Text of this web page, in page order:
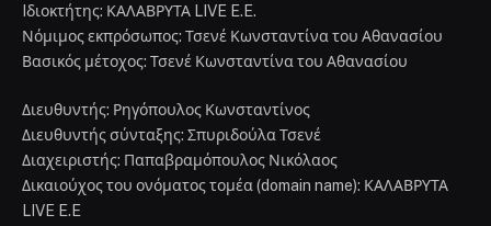
Iδιοκτήτης: ΚΑΛΑΒΡΥΤΑ LIVE E.E.
Νόμιμος εκπρόσωπος: Τσενέ Κωνσταντίνα του Αθανασίου
Βασικός μέτοχος: Τσενέ Κωνσταντίνα του Αθανασίου
Διευθυντής: Ρηγόπουλος Κωνσταντίνος
Διευθυντής σύνταξης: Σπυριδούλα Τσενέ
Διαχειριστής: Παπαβραμόπουλος Νικόλαος
Δικαιούχος του ονόματος τομέα (domain name): ΚΑΛΑΒΡΥΤΑ
LIVE E.E